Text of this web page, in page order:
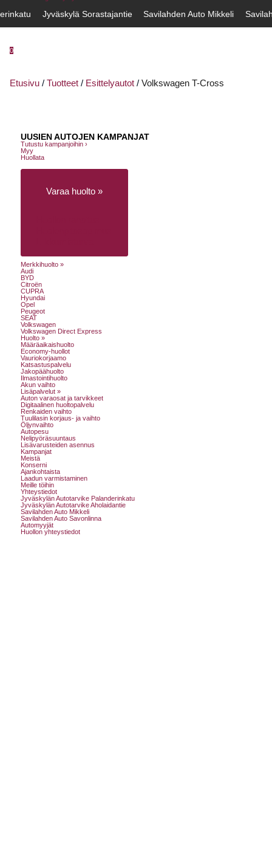
Jyväskylä Sorastajantie Savilahden Auto Mikkeli
UUSIEN AUTOJEN KAMPANJAT
Tutustu kampanjoihin ›
Myy
Huollata
Varaa huolto »
Merkkihuolto »
Audi
BYD
Citroën
CUPRA
Hyundai
Opel
Peugeot
SEAT
Volkswagen
Volkswagen Direct Express
Huolto »
Määräaikaishuolto
Economy-huollot
Vauriokorjaamo
Katsastuspalvelu
Jakopäähuolto
Ilmastointihuolto
Akun vaihto
Lisäpalvelut »
Auton varaosat ja tarvikkeet
Digitaalinen huoltopalvelu
Renkaiden vaihto
Tuulilasin korjaus- ja vaihto
Öljynvaihto
Autopesu
Nelipyöräsuuntaus
Lisävarusteiden asennus
Kampanjat
Meistä
Konserni
Ajankohtaista
Laadun varmistaminen
Meille töihin
Yhteystiedot
Jyväskylän Autotarvike Palanderinkatu
Jyväskylän Autotarvike Aholaidantie
Savilahden Auto Mikkeli
Savilahden Auto Savonlinna
Automyyjät
Huollon yhteystiedot
0
Etusivu / Tuotteet / Esittelyautot / Volkswagen T-Cross